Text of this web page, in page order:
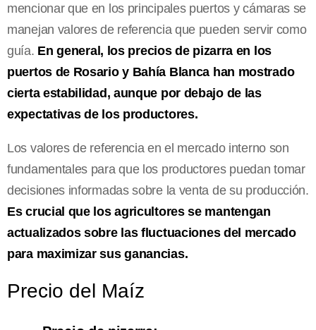
mencionar que en los principales puertos y cámaras se
manejan valores de referencia que pueden servir como
guía. En general, los precios de pizarra en los
puertos de Rosario y Bahía Blanca han mostrado
cierta estabilidad, aunque por debajo de las
expectativas de los productores.
Los valores de referencia en el mercado interno son
fundamentales para que los productores puedan tomar
decisiones informadas sobre la venta de su producción.
Es crucial que los agricultores se mantengan
actualizados sobre las fluctuaciones del mercado
para maximizar sus ganancias.
Precio del Maíz